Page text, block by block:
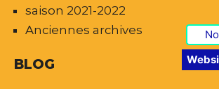
saison 2021-2022
Anciennes archives
BLOG